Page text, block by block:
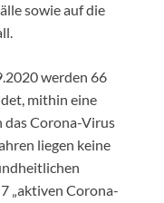
sowie auf die
werden 66
mithin eine
das Corona-Virus
liegen keine
„aktiven Corona-